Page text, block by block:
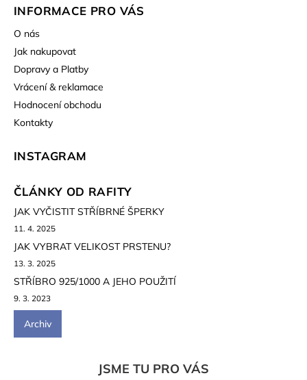
INFORMACE PRO VÁS
O nás
Jak nakupovat
Dopravy a Platby
Vrácení & reklamace
Hodnocení obchodu
Kontakty
INSTAGRAM
ČLÁNKY OD RAFITY
JAK VYČISTIT STŘÍBRNÉ ŠPERKY
11. 4. 2025
JAK VYBRAT VELIKOST PRSTENU?
13. 3. 2025
STŘÍBRO 925/1000 A JEHO POUŽITÍ
9. 3. 2023
Archiv
JSME TU PRO VÁS